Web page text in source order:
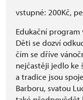
vstupné: 200Kč,
Edukační
Děti se dozví
čím se dříve
nejčastěji jedlo ke
a tradice jsou
Barboru, svatou